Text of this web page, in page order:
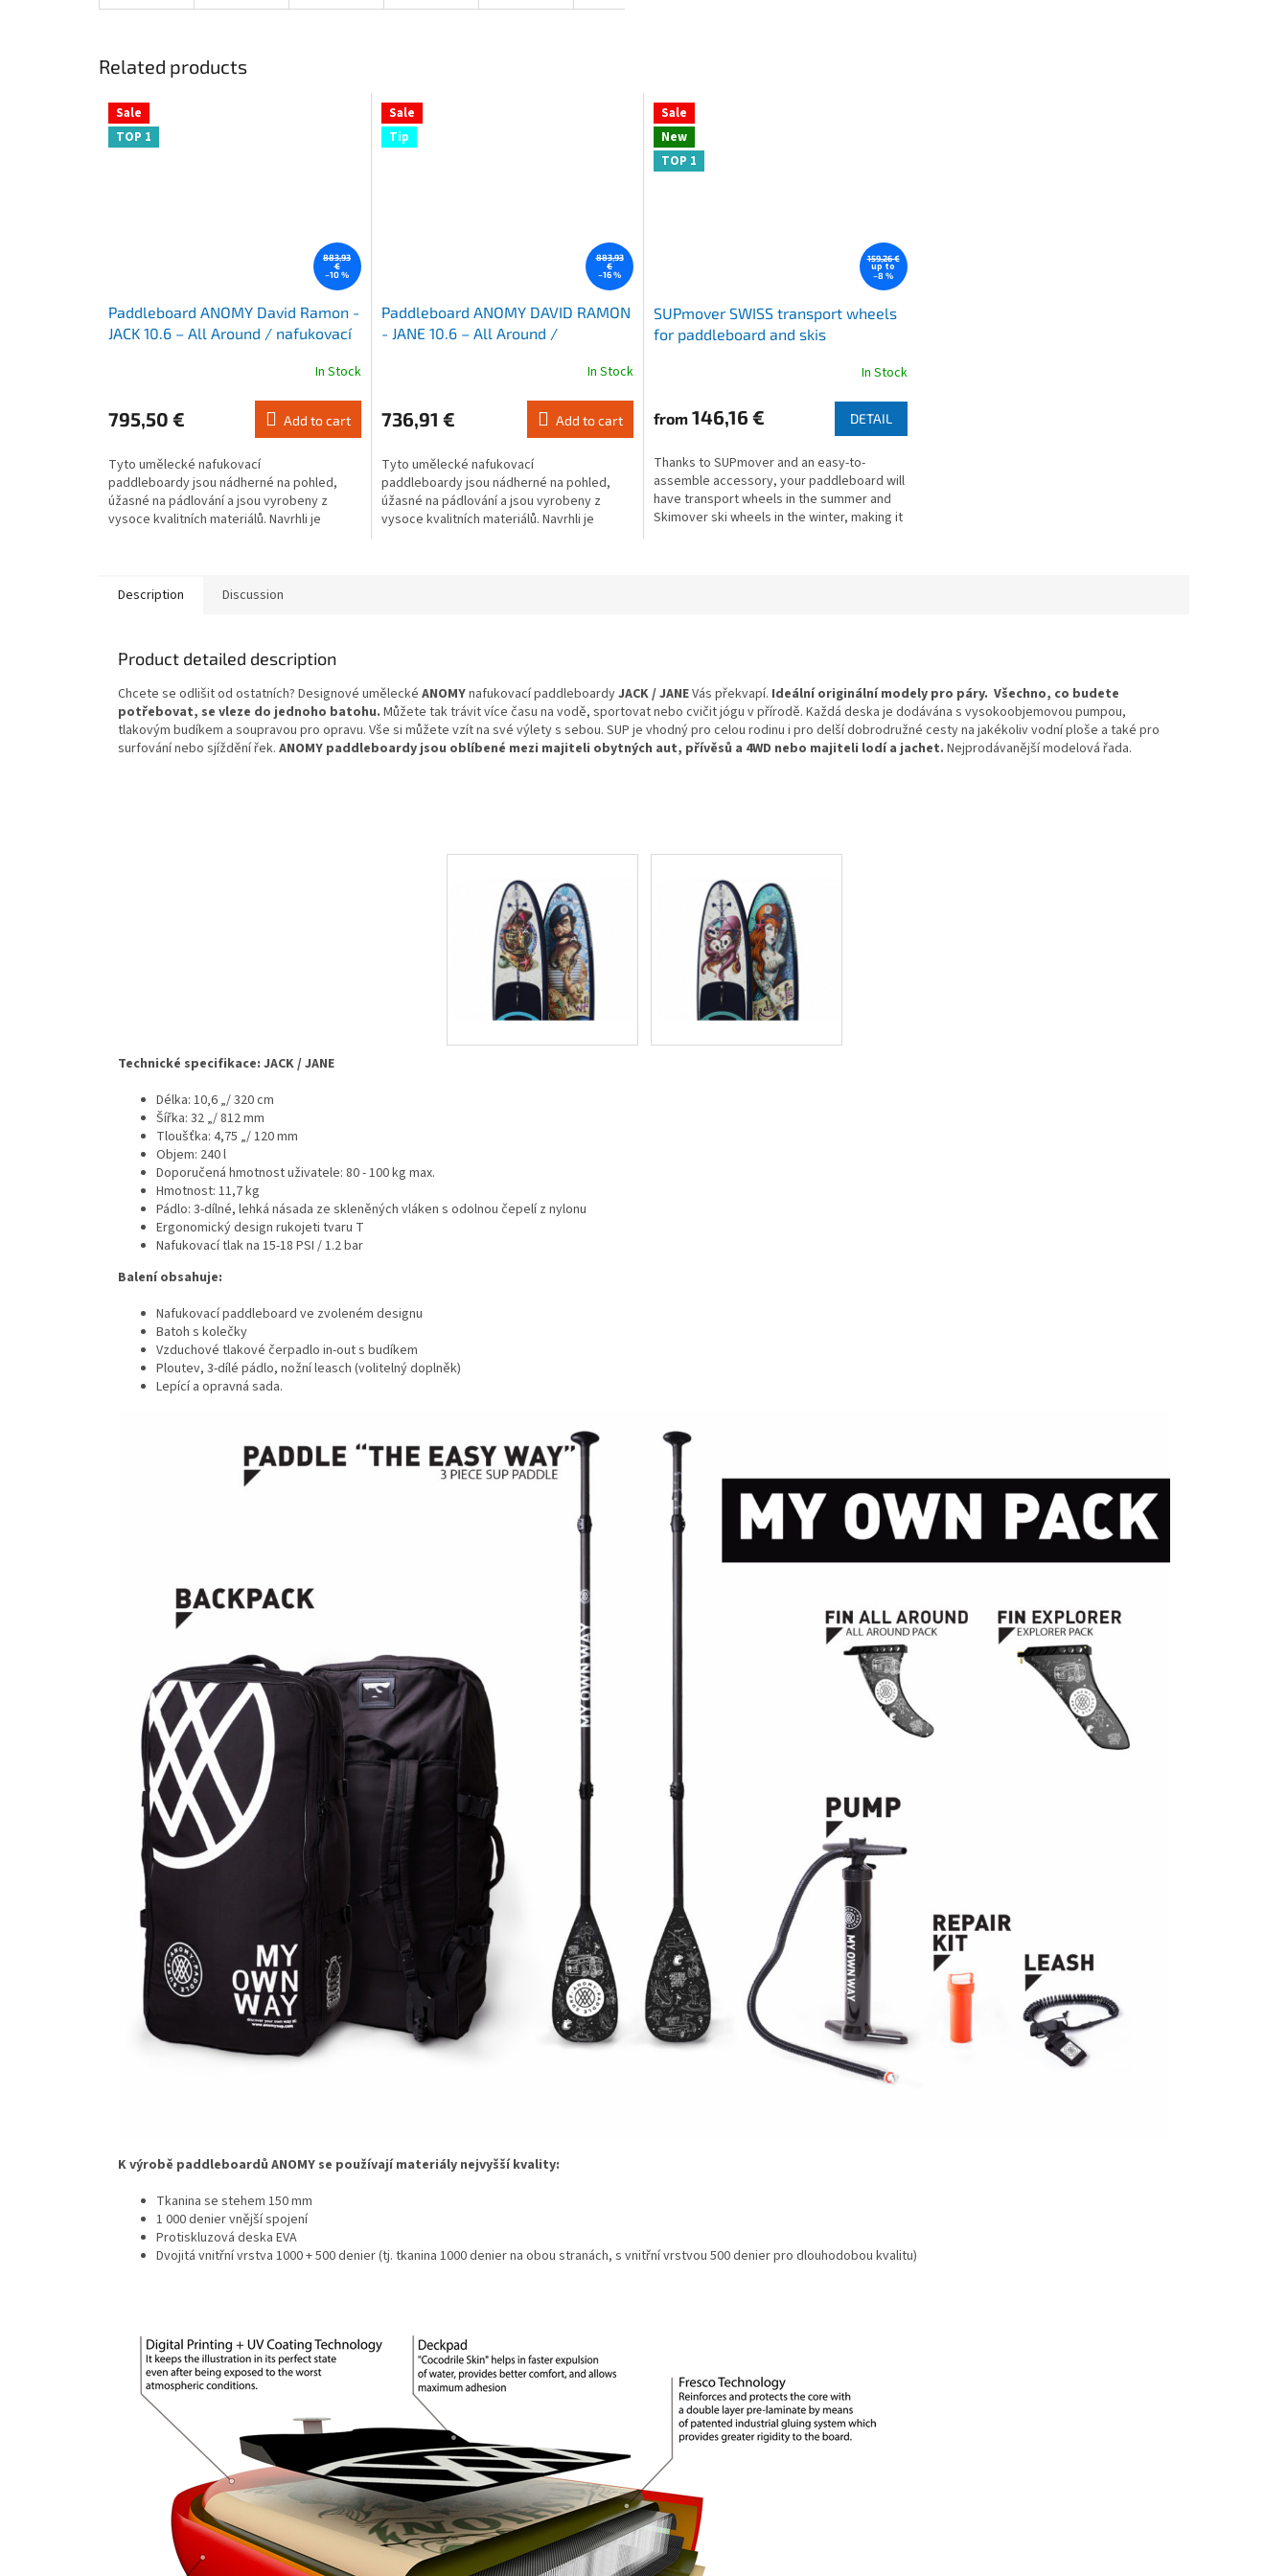
Related products
Sale
TOP 1
883,93
€
–10 %
Paddleboard ANOMY David Ramon -
JACK 10.6 – All Around / nafukovací
product
rating
4,0
out
of
5
In Stock
795,50 € Add to cart
Tyto umělecké nafukovací
paddleboardy jsou nádherné na pohled,
úžasné na pádlování a jsou vyrobeny z
vysoce kvalitních materiálů. Navrhli je
Sale
Tip
883,93
€
–16 %
Paddleboard ANOMY DAVID RAMON
- JANE 10.6 – All Around /
product
rating
4,3
out
of
5
In Stock
736,91 € Add to cart
Tyto umělecké nafukovací
paddleboardy jsou nádherné na pohled,
úžasné na pádlování a jsou vyrobeny z
vysoce kvalitních materiálů. Navrhli je
Sale
New
TOP 1
159,26 €
up to
–8 %
SUPmover SWISS transport wheels
for paddleboard and skis
product
rating
4,5
out
of
5
In Stock
from 146,16 € DETAIL
Thanks to SUPmover and an easy-to-
assemble accessory, your paddleboard will
have transport wheels in the summer and
Skimover ski wheels in the winter, making it
Description Discussion
Product detailed description
Chcete se odlišit od ostatních? Designové umělecké ANOMYnafukovací paddleboardyJACK / JANEVás překvapí. Ideální originální modely pro páry. Všechno, co budete
potřebovat, se vleze do jednoho batohu. Můžete tak trávit více času na vodě, sportovat nebo cvičit jógu v přírodě. Každá deska je dodávána s vysokoobjemovou pumpou,
tlakovým budíkem a soupravou pro opravu. Vše si můžete vzít na své výlety s sebou. SUP je vhodný pro celou rodinu i pro delší dobrodružné cesty na jakékoliv vodní ploše a také pro
surfování nebo sjíždění řek. ANOMY paddleboardy jsou oblíbené mezi majiteli obytných aut, přívěsů a 4WD nebo majiteli lodí a jachet. Nejprodávanější modelová řada.
Technické specifikace: JACK / JANE
Délka: 10‚6 „/ 320 cm
Šířka: 32 „/ 812 mm
Tloušťka: 4,75 „/ 120 mm
Objem: 240 l
Doporučená hmotnost uživatele: 80 - 100 kg max.
Hmotnost: 11,7 kg
Pádlo: 3-dílné, lehká násada ze skleněných vláken s odolnou čepelí z nylonu
Ergonomický design rukojeti tvaru T
Nafukovací tlak na 15-18 PSI / 1.2 bar
Balení obsahuje:
Nafukovací paddleboard ve zvoleném designu
Batoh s kolečky
Vzduchové tlakové čerpadlo in-out s budíkem
Ploutev, 3-dílé pádlo, nožní leasch (volitelný doplněk)
Lepící a opravná sada.
K výrobě paddleboardů ANOMY se používají materiály nejvyšší kvality:
Tkanina se stehem 150 mm
1 000 denier vnější spojení
Protiskluzová deska EVA
Dvojitá vnitřní vrstva 1000 + 500 denier (tj. tkanina 1000 denier na obou stranách, s vnitřní vrstvou 500 denier pro dlouhodobou kvalitu)